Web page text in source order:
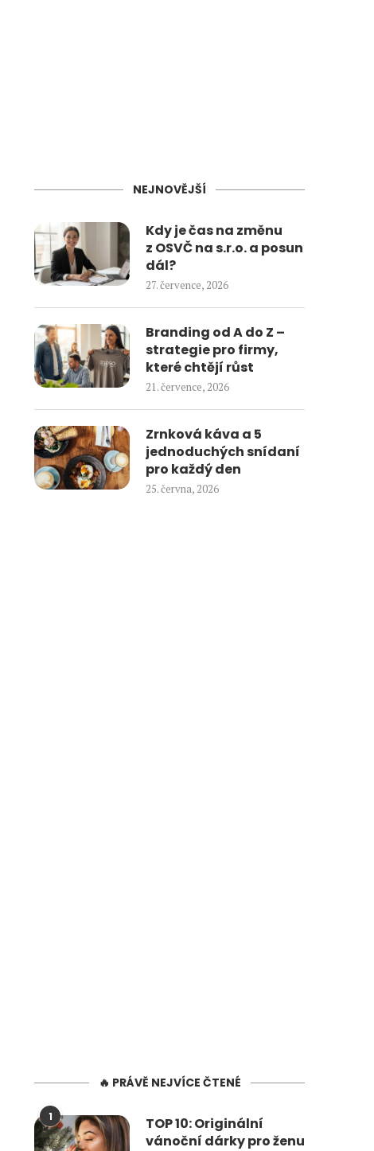
NEJNOVĚJŠÍ
Kdy je čas na změnu
z OSVČ na s.r.o. a posun
dál?
27. července, 2026
Branding od A do Z –
strategie pro firmy,
které chtějí růst
21. července, 2026
Zrnková káva a 5
jednoduchých snídaní
pro každý den
25. června, 2026
🔥 PRÁVĚ NEJVÍCE ČTENÉ
1
TOP 10: Originální
vánoční dárky pro ženu